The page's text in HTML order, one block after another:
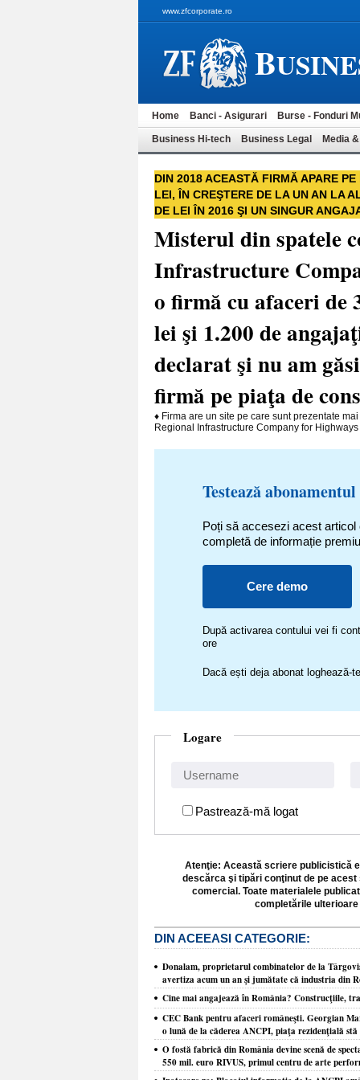
www.zfcorporate.ro
B
Home Banci - Asigurari Burse - Fonduri
Business Hi-tech Business Legal Media
DIN 2018 ACEASTĂ FIRMĂ APARE
LEI, ÎN CREŞTERE DE LA UN AN LA
DE LEI ÎN 2016 ŞI UN SINGUR
Misterul din spatele
Infrastructure
o firmă cu afaceri de
lei şi 1.200 de
declarat şi nu am
firmă pe piaţa de
♦ Firma are un site pe care sunt prezentate
Regional Infrastructure Company for
Testează
Poți să accesezi acest
completă de informație
Cere demo
După activarea contului vei fi
ore
Dacă ești deja abonat loghează-
Logare
Pastrează-mă logat
Atenţie: Această scriere publicistică
descărca şi tipări conţinut de pe
comercial. Toate materialele
completările
DIN ACEEASI CATEGORIE:
Donalam, proprietarul combinatelor de la
avertiza acum un an şi jumătate că industria din
Cine mai angajează în România? Construcţiile,
CEC Bank pentru afaceri româneşti. Georgian
o lună de la căderea ANCPI, piaţa rezidenţială stă
O fostă fabrică din România devine scenă de
550 mil. euro RIVUS, primul centru de arte